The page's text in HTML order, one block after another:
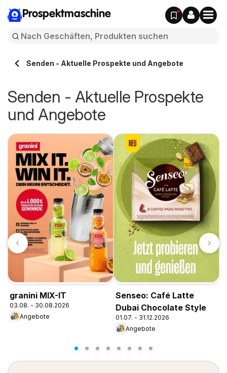
Prospektmaschine
Senden - Aktuelle Prospekte und Angebote
Senden - Aktuelle Prospekte
und Angebote
granini MIX-IT
03.08. - 30.08.2026
Angebote
Senseo: Café Latte
Dubai Chocolate Style
01.07. - 31.12.2026
Angebote